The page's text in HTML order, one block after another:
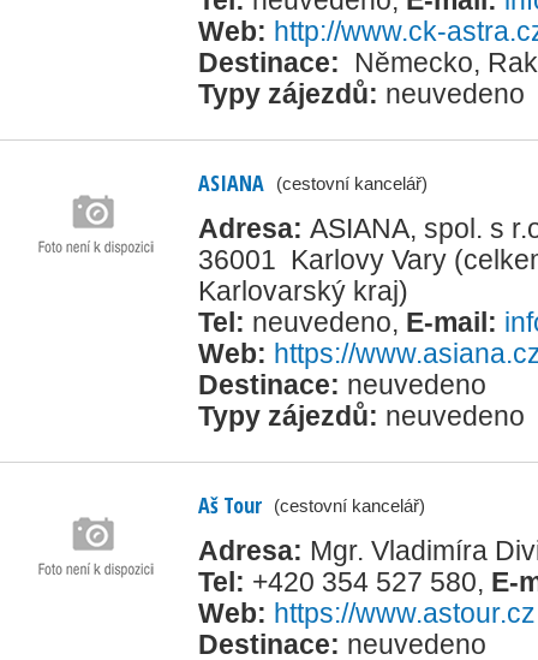
Web: http://www.ck-
Destinace:
Německo,
Typy zájezdů: neuvedeno
ASIANA (cestovní kancelář)
Adresa: ASIANA, spol. s
36001 Karlovy Vary
Karlovarský kraj)
Tel: neuvedeno, E-mail:
Web: https://
Destinace: neuvedeno
Typy zájezdů: neuvedeno
Aš Tour (cestovní kancelář)
Adresa: Mgr. Vladimíra
Tel: +420 354 527 580, E-
Web: https://www.astour.cz
Destinace: neuvedeno